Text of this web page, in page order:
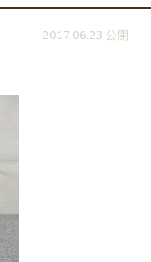
2017.06.23 公開